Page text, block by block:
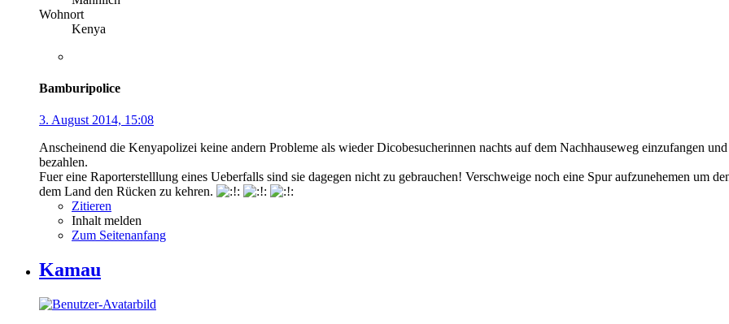
Wohnort
Kenya
Bamburipolice
3. August 2014, 15:08
Anscheinend die Kenyapolizei keine andern Probleme als wieder Dicobesucherinnen nachts auf dem Nachhauseweg einzufangen
bezahlen.
Fuer eine Raporterstelllung eines Ueberfalls sind sie dagegen nicht zu gebrauchen! Verschweige noch eine Spur aufzunehemen um
dem Land den Rücken zu kehren.
Zitieren
Inhalt melden
Zum Seitenanfang
Kamau